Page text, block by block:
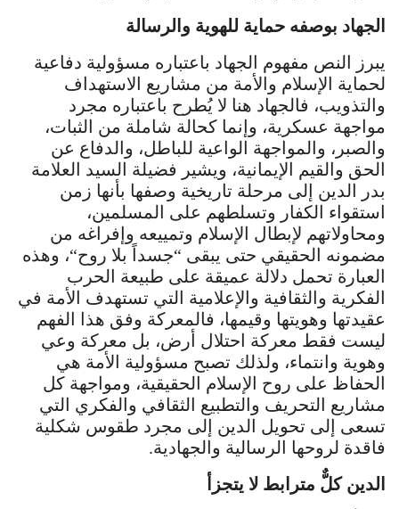
الجهاد بوصفه حماية للهوية والرسالة
يبرز النص مفهوم الجهاد باعتباره مسؤولية دفاعية
لحماية الإسلام والأمة من مشاريع الاستهداف
والتذويب، فالجهاد هنا لا يُطرح باعتباره مجرد
مواجهة عسكرية، وإنما كحالة شاملة من الثبات،
والصبر، والمواجهة الواعية للباطل، والدفاع عن
الحق والقيم الإيمانية، ويشير فضيلة السيد العلامة
بدر الدين إلى مرحلة تاريخية وصفها بأنها زمن
استقواء الكفار وتسلطهم على المسلمين،
ومحاولاتهم لإبطال الإسلام وتمييعه وإفراغه من
مضمونه الحقيقي حتى يبقى “جسداً بلا روح“، وهذه
العبارة تحمل دلالة عميقة على طبيعة الحرب
الفكرية والثقافية والإعلامية التي تستهدف الأمة في
عقيدتها وهويتها وقيمها، فالمعركة وفق هذا الفهم
ليست فقط معركة احتلال أرض، بل معركة وعي
وهوية وانتماء، ولذلك تصبح مسؤولية الأمة هي
الحفاظ على روح الإسلام الحقيقية، ومواجهة كل
مشاريع التحريف والتطبيع الثقافي والفكري التي
تسعى إلى تحويل الدين إلى مجرد طقوس شكلية
فاقدة لروحها الرسالية والجهادية.
الدين كلٌّ مترابط لا يتجزأ